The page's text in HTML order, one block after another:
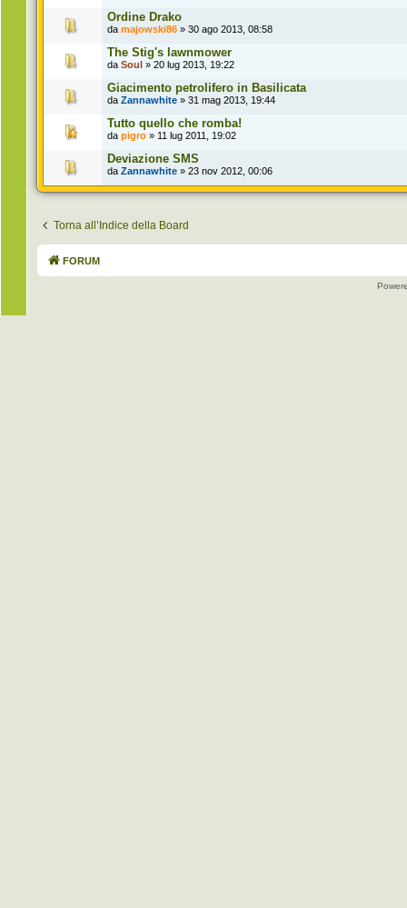
Ordine Drako
da majowski86 » 30 ago 2013, 08:58
The Stig's lawnmower
da Soul » 20 lug 2013, 19:22
Giacimento petrolifero in Basilicata
da Zannawhite » 31 mag 2013, 19:44
Tutto quello che romba!
da pigro » 11 lug 2011, 19:02
Deviazione SMS
da Zannawhite » 23 nov 2012, 00:06
Torna all’Indice della Board
FORUM